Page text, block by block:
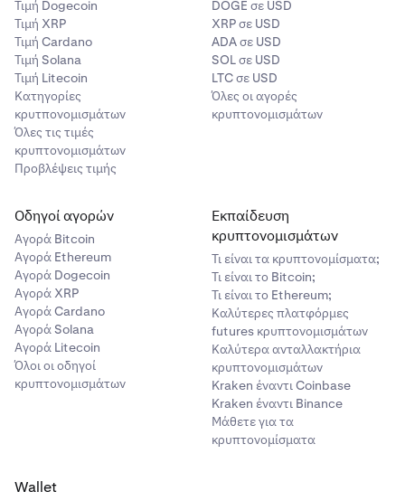
Τιμή Dogecoin
Τιμή XRP
Τιμή Cardano
Τιμή Solana
Τιμή Litecoin
Κατηγορίες
κρυτπονομισμάτων
Όλες τις τιμές
κρυπτονομισμάτων
Προβλέψεις τιμής
DOGE σε USD
XRP σε USD
ADA σε USD
SOL σε USD
LTC σε USD
Όλες οι αγορές
κρυπτονομισμάτων
Οδηγοί αγορών
Αγορά Bitcoin
Αγορά Ethereum
Αγορά Dogecoin
Αγορά XRP
Αγορά Cardano
Αγορά Solana
Αγορά Litecoin
Όλοι οι οδηγοί
κρυπτονομισμάτων
Εκπαίδευση
κρυπτονομισμάτων
Τι είναι τα κρυπτονομίσματα;
Τι είναι το Bitcoin;
Τι είναι το Ethereum;
Καλύτερες πλατφόρμες
futures κρυπτονομισμάτων
Καλύτερα ανταλλακτήρια
κρυπτονομισμάτων
Kraken έναντι Coinbase
Kraken έναντι Binance
Μάθετε για τα
κρυπτονομίσματα
Wallet